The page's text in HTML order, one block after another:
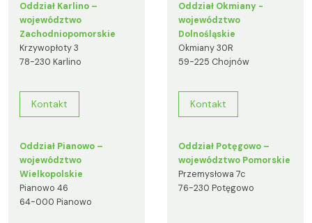
Oddział Karlino –
województwo
Zachodniopomorskie
Krzywopłoty 3
78-230 Karlino
Kontakt
Oddział Okmiany -
województwo
Dolnośląskie
Okmiany 30R
59-225 Chojnów
Kontakt
Oddział Pianowo –
województwo
Wielkopolskie
Pianowo 46
64-000 Pianowo
Oddział Potęgowo –
województwo Pomorskie
Przemysłowa 7c
76-230 Potęgowo